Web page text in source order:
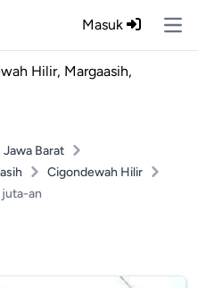
Masuk
Hilir, Margaasih,
Jawa Barat
Cigondewah Hilir
juta-an